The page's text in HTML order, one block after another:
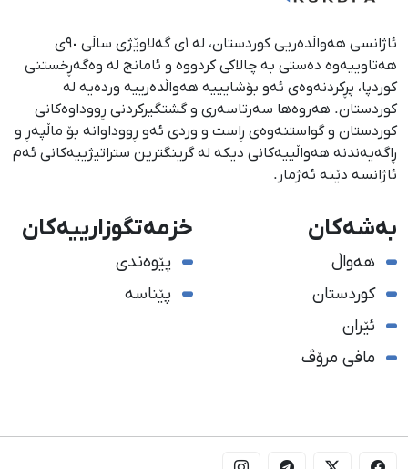
ئاژانسی هەواڵدەریی کوردستان، لە ١ی گەلاوێژی ساڵی ٩٠ی
هەتاوییەوە دەستی بە چالاکی کردووە و ئامانج لە وەگەڕخستنی
كوردپا، پڕكردنەوەی ئەو بۆشایییە هەواڵدەرییە وردەیە لە
كوردستان. هەروەها سەرتاسەری و گشتگیركردنی ڕووداوەكانی
كوردستان و گواستنەوەی ڕاست و وردی ئەو ڕووداوانە بۆ ماڵپەڕ و
ڕاگەیەندنە هەواڵییەكانی دیكە لە گرینگترین ستراتیژییەكانی ئەم
ئاژانسە دێنە ئەژمار.
بەشەکان
هەواڵ
کوردستان
ئێران
مافی مرۆڤ
خزمەتگوزارییەکان
پێوەندی
پێناسە